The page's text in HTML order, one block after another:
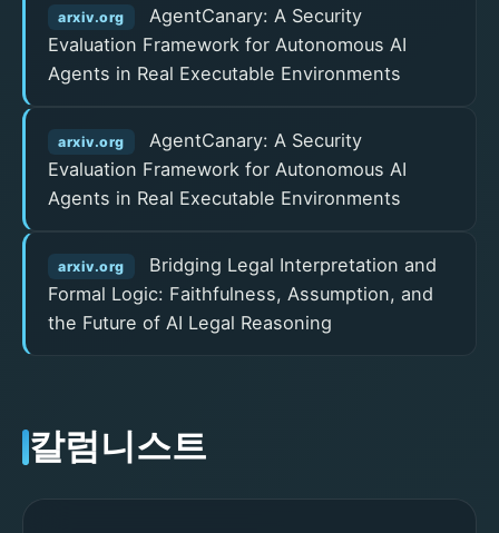
arxiv.org
AgentCanary: A Security
Evaluation Framework for Autonomous AI
Agents in Real Executable Environments
arxiv.org
AgentCanary: A Security
Evaluation Framework for Autonomous AI
Agents in Real Executable Environments
arxiv.org
Bridging Legal Interpretation and
Formal Logic: Faithfulness, Assumption, and
the Future of AI Legal Reasoning
칼럼니스트